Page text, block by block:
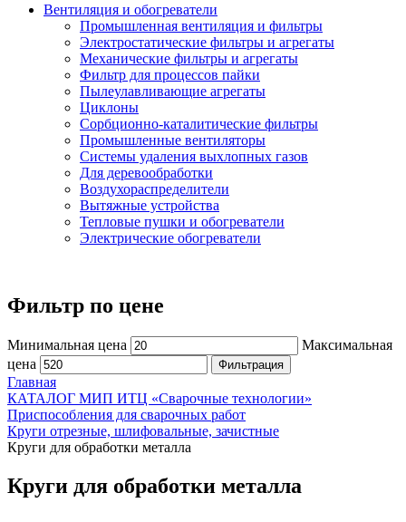
Вентиляция и обогреватели
Промышленная вентиляция и фильтры
Электростатические фильтры и агрегаты
Механические фильтры и агрегаты
Фильтр для процессов пайки
Пылеулавливающие агрегаты
Циклоны
Сорбционно-каталитические фильтры
Промышленные вентиляторы
Системы удаления выхлопных газов
Для деревообработки
Воздухораспределители
Вытяжные устройства
Тепловые пушки и обогреватели
Электрические обогреватели
Фильтр по цене
Минимальная цена
Максимальная
цена
Фильтрация
Главная
КАТАЛОГ МИП ИТЦ «Сварочные технологии»
Приспособления для сварочных работ
Круги отрезные, шлифовальные, зачистные
Круги для обработки металла
Круги для обработки металла